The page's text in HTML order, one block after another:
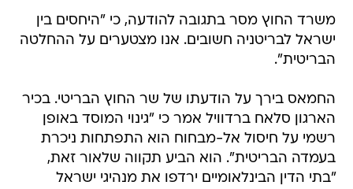
משרד החוץ מסר בתגובה להודעה, כי "היחסים בין
ישראל לבריטניה חשובים. אנו מצטערים על ההחלטה
הבריטית".
החמאס בירך על הודעתו של שר החוץ הבריטי. בכיר
הארגון סלאח ברדוויל אמר כי "גינוי המוסד באופן
רשמי על חיסול אל-מבחוח הוא התפתחות ניכרת
בעמדה הבריטית". הוא הביע תקווה שלאור זאת,
"בתי הדין הבינלאומיים ירדפו את מנהיגי ישראל